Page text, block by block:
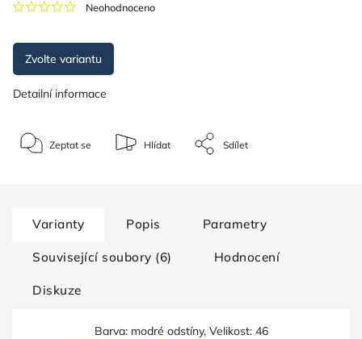
Neohodnoceno
Zvolte variantu
Detailní informace
Zeptat se Hlídat Sdílet
Varianty Popis Parametry
Související soubory (6) Hodnocení
Diskuze
Barva: modré odstíny, Velikost: 46